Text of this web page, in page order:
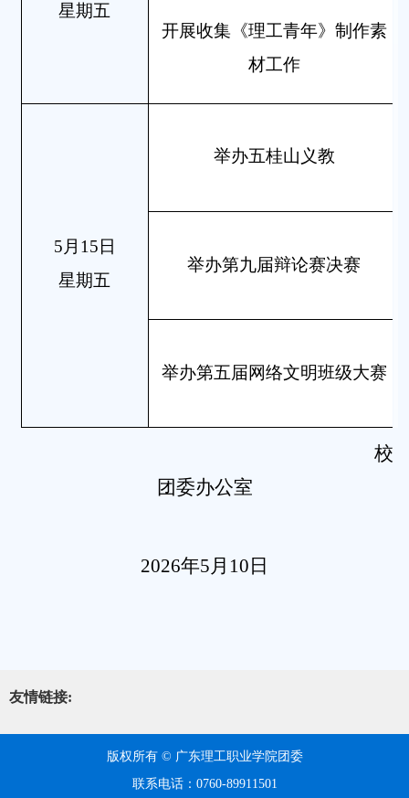
星期五
开展收集《理工青年》制作素
材工作
5月15日
星期五
举办五桂山义教
举办第九届辩论赛决赛
举办第五届网络文明班级大赛
校
团委办公室
2026年5月10日
友情链接:
版权所有 © 广东理工职业学院团委
联系电话：0760-89911501